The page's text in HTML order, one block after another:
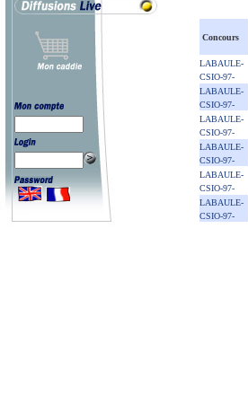
Concours
LABAULE-
CSIO-97-
LABAULE-
CSIO-97-
LABAULE-
CSIO-97-
LABAULE-
CSIO-97-
LABAULE-
CSIO-97-
LABAULE-
CSIO-97-